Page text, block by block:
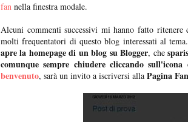
fan nella finestra modale.
Alcuni commenti successivi mi hanno fatto ritenere
molti frequentatori di questo blog interessati al
apre la homepage di un blog su Blogger, che
comunque sempre chiudere cliccando sull'icona
benvenuto, sarà un invito a iscriversi alla Pagina